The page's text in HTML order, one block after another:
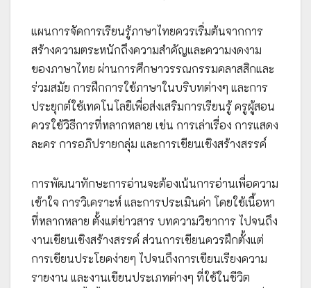
แผนการจัดการเรียนรู้ภาษาไทยควรเริ่มต้นจากการ
สร้างความตระหนักถึงความสำคัญและความงดงาม
ของภาษาไทย ผ่านการศึกษาวรรณกรรมคลาสสิกและ
ร่วมสมัย การฝึกการใช้ภาษาในบริบทต่างๆ และการ
ประยุกต์ใช้เทคโนโลยีเพื่อส่งเสริมการเรียนรู้ ครูผู้สอน
ควรใช้วิธีการที่หลากหลาย เช่น การเล่าเรื่อง การแสดง
ละคร การอภิปรายกลุ่ม และการเขียนเชิงสร้างสรรค์
การพัฒนาทักษะการอ่านจะต้องเน้นการอ่านเพื่อความ
เข้าใจ การวิเคราะห์ และการประเมินค่า โดยใช้เนื้อหา
ที่หลากหลาย ตั้งแต่ข่าวสาร บทความวิชาการ ไปจนถึง
งานเขียนเชิงสร้างสรรค์ ส่วนการเขียนควรฝึกตั้งแต่
การเขียนประโยคง่ายๆ ไปจนถึงการเขียนเรียงความ
รายงาน และงานเขียนประเภทต่างๆ ที่ใช้ในชีวิต